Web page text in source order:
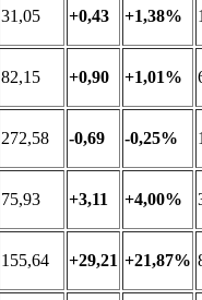
31,05 +0,43 +1,38%
82,15 +0,90 +1,01%
272,58 -0,69 -0,25%
75,93 +3,11 +4,00%
155,64 +29,21 +21,87%